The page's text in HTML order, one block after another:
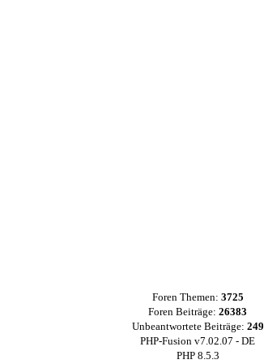
Foren Themen: 3725
Foren Beiträge: 26383
Unbeantwortete Beiträge: 249
PHP-Fusion v7.02.07 - DE
PHP 8.5.3